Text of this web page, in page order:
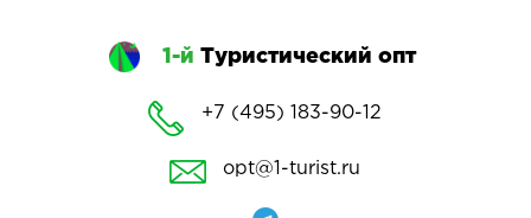
1-й Туристический опт
+7 (495) 183-90-12
opt@1-turist.ru